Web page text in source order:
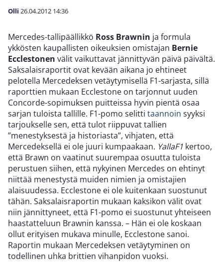
Olli 26.04.2012 14:36
Mercedes-tallipäällikkö Ross Brawnin ja formula
ykkösten kaupallisten oikeuksien omistajan Bernie
Ecclestonen välit vaikuttavat jännittyvän päivä päivältä.
Saksalaisraportit ovat kevään aikana jo ehtineet
pelotella Mercedeksen vetäytymisellä F1-sarjasta, sillä
raporttien mukaan Ecclestone on tarjonnut uuden
Concorde-sopimuksen puitteissa hyvin pientä osaa
sarjan tuloista tallille. F1-pomo selitti taannoin syyksi
tarjoukselle sen, että tulot riippuvat tallien
”menestyksestä ja historiasta”, vihjaten, että
Mercedeksellä ei ole juuri kumpaakaan. YallaF1 kertoo,
että Brawn on vaatinut suurempaa osuutta tuloista
perustuen siihen, että nykyinen Mercedes on ehtinyt
niittää menestystä muiden nimien ja omistajien
alaisuudessa. Ecclestone ei ole kuitenkaan suostunut
tähän. Saksalaisraportin mukaan kaksikon välit ovat
niin jännittyneet, että F1-pomo ei suostunut yhteiseen
haastatteluun Brawnin kanssa. – Hän ei ole koskaan
ollut erityisen mukava minulle, Ecclestone sanoi.
Raportin mukaan Mercedeksen vetäytyminen on
todellinen uhka brittien vihanpidon vuoksi.